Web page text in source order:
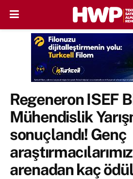
Regeneron ISEF
Mühendislik
sonuçlandı! Genç
arenadan kaç